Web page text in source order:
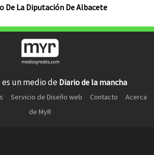
De La Diputación De Albacete
un medio de Diario de la mancha
Servicio de Diseño web Contacto
Acerca
de MyR